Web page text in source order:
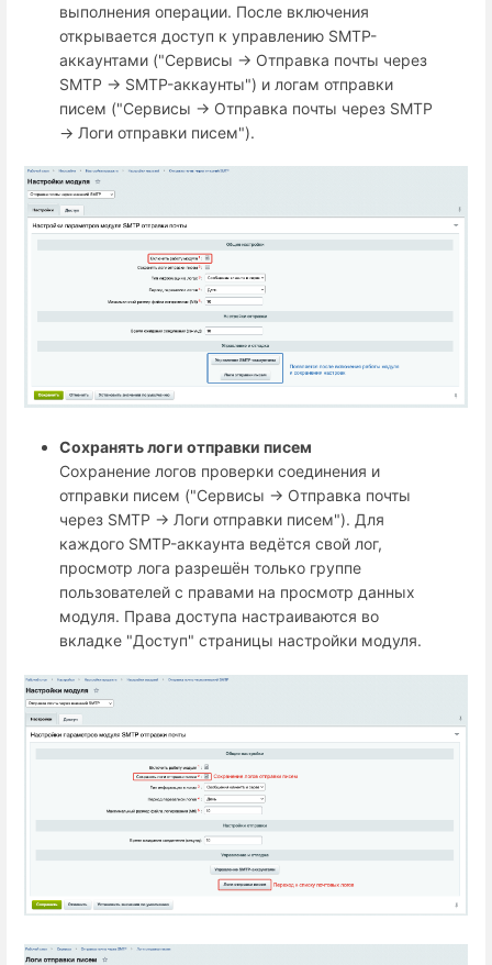
выполнения операции. После включения
открывается доступ к управлению SMTP-
аккаунтами ("Сервисы → Отправка почты через
SMTP → SMTP-аккаунты") и логам отправки
писем ("Сервисы → Отправка почты через SMTP
→ Логи отправки писем").
Сохранять логи отправки писем
Сохранение логов проверки соединения и
отправки писем ("Сервисы → Отправка почты
через SMTP → Логи отправки писем"). Для
каждого SMTP-аккаунта ведётся свой лог,
просмотр лога разрешён только группе
пользователей с правами на просмотр данных
модуля. Права доступа настраиваются во
вкладке "Доступ" страницы настройки модуля.